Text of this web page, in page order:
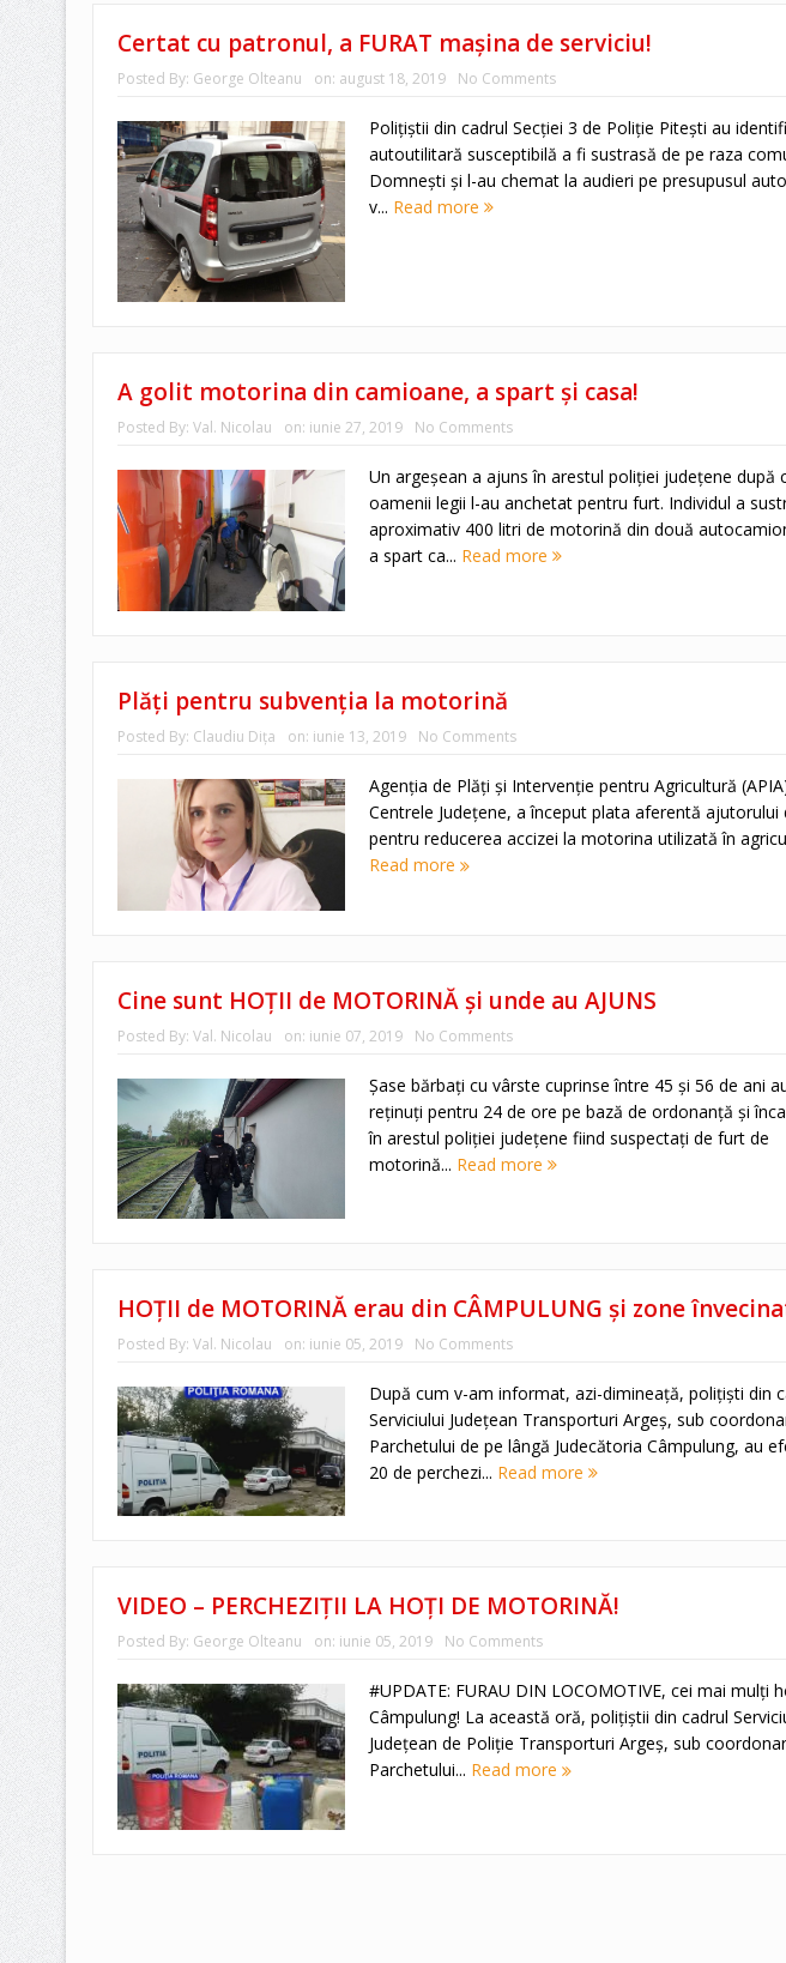
Certat cu patronul, a FURAT mașina de serviciu!
Posted By: George Olteanu on: august 18, 2019 No Comments
Polițiștii din cadrul Secției 3 de Poliție Pitești au
autoutilitară susceptibilă a fi sustrasă de pe raza
Domnești și l-au chemat la audieri pe presupusul
v... Read more
A golit motorina din camioane, a spart şi casa!
Posted By: Val. Nicolau on: iunie 27, 2019 No Comments
Un argeşean a ajuns în ares­tul poliţiei judeţene după
oamenii legii l-au anchetat pentru furt. Individul a
aproximativ 400 litri de motorină din două
a spart ca... Read more
Plăţi pentru subvenţia la motorină
Posted By: Claudiu Diţa on: iunie 13, 2019 No Comments
Agenţia de Plăţi şi Intervenţie pentru Agricultură
Centrele Judeţene, a început plata aferentă ajutorului
pentru reducerea accizei la motorina utilizată în
Read more
Cine sunt HOŢII de MOTORINĂ şi unde au AJUNS
Posted By: Val. Nicolau on: iunie 07, 2019 No Comments
Şase bărbaţi cu vârste cuprinse între 45 şi 56 de ani
reţinuţi pentru 24 de ore pe bază de ordonanţă şi
în arestul poliţiei judeţene fiind suspectaţi de furt de
motorină... Read more
HOŢII de MOTORINĂ erau din CÂMPULUNG şi zone
Posted By: Val. Nicolau on: iunie 05, 2019 No Comments
După cum v-am informat, azi-dimineaţă, poliţişti din
Serviciului Judeţean Transporturi Argeş, sub
Parchetului de pe lângă Judecătoria Câmpulung, au
20 de perchezi... Read more
VIDEO – PERCHEZIȚII LA HOŢI DE MOTORINĂ!
Posted By: George Olteanu on: iunie 05, 2019 No Comments
#UPDATE: FURAU DIN LOCOMOTIVE, cei mai mulţi
Câmpulung! La această oră, polițiștii din cadrul
Judeţean de Poliţie Transporturi Argeş, sub
Parchetului... Read more